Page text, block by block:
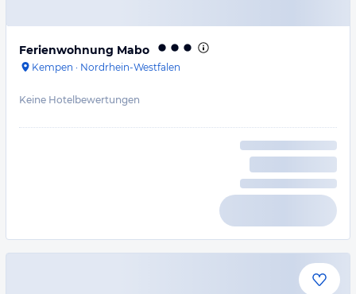
Ferienwohnung Mabo
Kempen · Nordrhein-Westfalen
Keine Hotelbewertungen